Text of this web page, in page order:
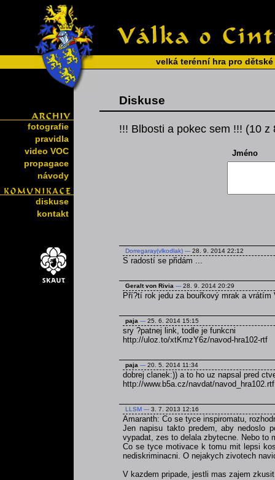
velká terénní hra pro
fotografie
pravidla
video VOC
propagace
návody
diskuse
kontakt
Diskuse
!!! Blbosti a pokec sem !!! (10 z
Jméno
Dorregaray(vlkodlak) --- 28. 9. 2014 22:12
S radostí se přidám ...
Geralt von Rivia --- 28. 9. 2014 20:29
Pří?tí rok jedu za bouřkový mrak a
paja --- 25. 6. 2014 15:15
sry ?patnej link, todle je funkcni
http://uloz.to/xtKmzY6z/navod-hra102-rtf
paja --- 20. 5. 2014 11:34
dobrej clanek:)) a to ho uz napsal pred
http://www.b5a.cz/navdat/navod_hra102.rtf
LLSM --- 3. 7. 2013 12:16
Amaranth: Co se tyce inspiromatu,
Jen napisu takto predem, aby nedoslo
vypadat, zes to delala zbytecne. Nebo to
Co se tyce motivace k tomu mit lepsi
nediskriminacni. O nejakych zivotech
V kazdem pripade, jestli mas zajem